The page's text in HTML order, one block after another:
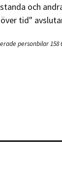
och
tid"
personbilar 158